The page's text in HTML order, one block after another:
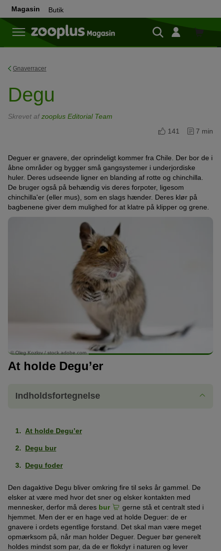
Magasin Butik
Butik
Gnaverracer
Degu
Skrevet afzooplus Editorial Team
141
7 min
Deguer er gnavere, der oprindeligt kommer fra Chile. Der bor de i
åbne områder og bygger små gangsystemer i underjordiske
huler. Deres udseende ligner en blanding af rotte og chinchilla.
De bruger også på behændig vis deres forpoter, ligesom
chinchilla'er (eller mus), som en slags hænder. Deres klør på
bagbenene giver dem mulighed for at klatre på klipper og grene.
© Oleg Kozlov / stock.adobe.com
At holde Degu’er
Indholdsfortegnelse
At holde Degu’er
Degu bur
Degu foder
Den dagaktive Degu bliver omkring fire til seks år gammel. De
elsker at være med hvor det sner og elsker kontakten med
mennesker, derfor må deres bur
gerne stå et centralt sted i
hjemmet. Men der er en hage ved at holde Deguer: de er
gnavere i ordets egentlige forstand. Det skal man være meget
opmærksom på, når man holder Deguer. Deguer bør generelt
holdes mindst som par, da de er flokdyr i naturen og lever